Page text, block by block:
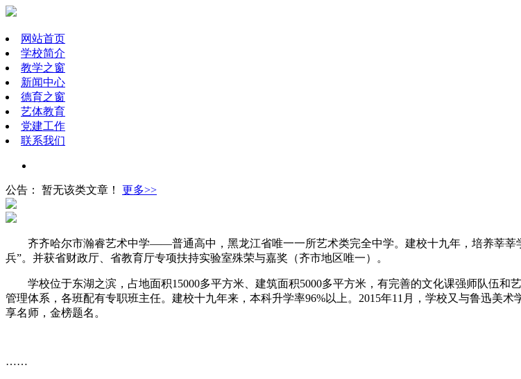
网站首页
学校简介
教学之窗
新闻中心
德育之窗
艺体教育
党建工作
联系我们
公告： 暂无该类文章！ 更多>>
齐齐哈尔市瀚睿艺术中学——普通高中，黑龙江省唯一一所艺术类完全中学。建校十九年，培养莘莘
兵”。并获省财政厅、省教育厅专项扶持实验室殊荣与嘉奖（齐市地区唯一）。
学校位于东湖之滨，占地面积15000多平方米、建筑面积5000多平方米，有完善的文化课强师队伍
管理体系，各班配有专职班主任。建校十九年来，本科升学率96%以上。2015年11月，学校又与鲁迅美
享名师，金榜题名。
……